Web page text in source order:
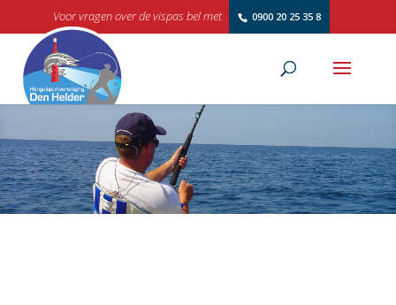
Voor vragen over de vispas bel met 0900 20 25 35 8